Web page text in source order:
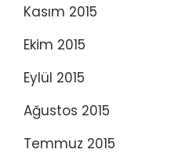
Kasım 2015
Ekim 2015
Eylül 2015
Ağustos 2015
Temmuz 2015